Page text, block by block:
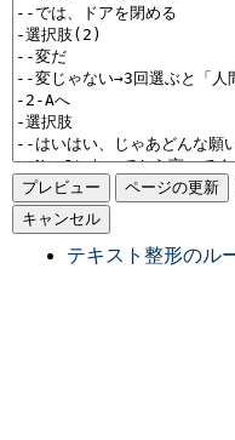
テキスト整形のル